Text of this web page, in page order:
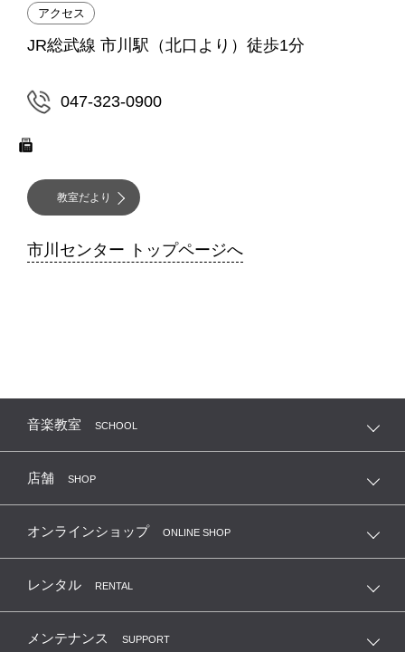
アクセス
JR総武線 市川駅（北口より）徒歩1分
047-323-0900
教室だより
市川センター トップページへ
音楽教室 SCHOOL
店舗 SHOP
オンラインショップ ONLINE SHOP
レンタル RENTAL
メンテナンス SUPPORT